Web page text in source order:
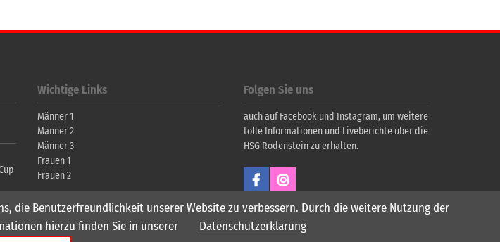
Wichtige Links
Männer 1
Männer 2
Männer 3
Frauen 1
Frauen 2
Folgen Sie uns
auch auf Facebook und Instagram, um weitere
tolle Informationen und Liveberichte über die
HSG Rodenstein zu erhalten.
die Benutzerfreundlichkeit unserer Website zu verbessern. Durch die weitere Nutzung der
hierzu finden Sie in unserer
Datenschutzerklärung